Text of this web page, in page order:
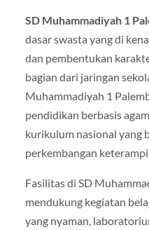
SD Muhammadiyah 1
dasar swasta yang di
dan pembentukan
bagian dari jaringan
Muhammadiyah 1
pendidikan berbasis
kurikulum nasional yang
perkembangan
Fasilitas di SD
mendukung kegiatan
yang nyaman,